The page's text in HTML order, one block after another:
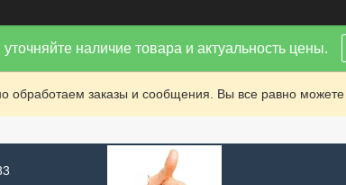
наличие товара и актуальность цены.
обработаем заказы и сообщения. Вы все равно